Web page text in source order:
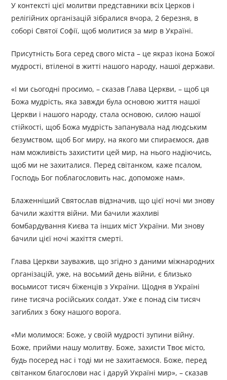
У контексті цієї молитви представники всіх Церков і
релігійних організацій зібралися вчора, 2 березня, в
соборі Святої Софії, щоб молитися за мир в Україні.
Присутність Бога серед свого міста – це якраз ікона Божої
мудрості, втіленої в житті нашого народу, нашої держави.
«І ми сьогодні просимо, – сказав Глава Церкви, – щоб ця
Божа мудрість, яка завжди була основою життя нашої
Церкви і нашого народу, стала основою, силою нашої
стійкості, щоб Божа мудрість запанувала над людським
безумством, щоб Бог миру, на якого ми спираємося, дав
нам можливість захистити цей мир, на нього надіючись,
щоб ми не захиталися. Перед світанком, каже псалом,
Господь Бог поблагословить нас, допоможе нам».
Блаженніший Святослав відзначив, що цієї ночі ми знову
бачили жахіття війни. Ми бачили жахливі
бомбардування Києва та інших міст України. Ми знову
бачили цієї ночі жахіття смерті.
Глава Церкви зауважив, що згідно з даними міжнародних
організацій, уже, на восьмий день війни, є близько
восьмисот тисяч біженців з України. Щодня в Україні
гине тисяча російських солдат. Уже є понад сім тисяч
загиблих з боку нашого ворога.
«Ми молимося: Боже, у своїй мудрості зупини війну.
Боже, прийми нашу молитву. Боже, захисти Твоє місто,
будь посеред нас і тоді ми не захитаємося. Боже, перед
світанком благослови нас і даруй Україні мир», – сказав